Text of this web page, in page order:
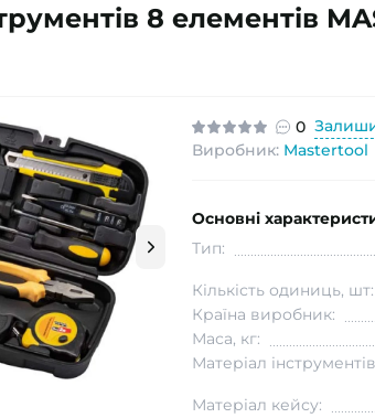
8 елементів
0
Виробник: Mastertool
Основні
Тип:
Кількість одиниць, шт:
Країна виробник:
Маса, кг:
Матеріал
Матеріал кейсу: